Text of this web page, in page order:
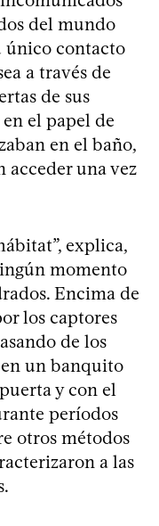
del mundo
único contacto
a través de
de sus
el papel de
en el baño,
acceder una vez
explica,
momento
Encima de
los captores
de los
en un banquito
y con el
períodos
otros métodos
a las